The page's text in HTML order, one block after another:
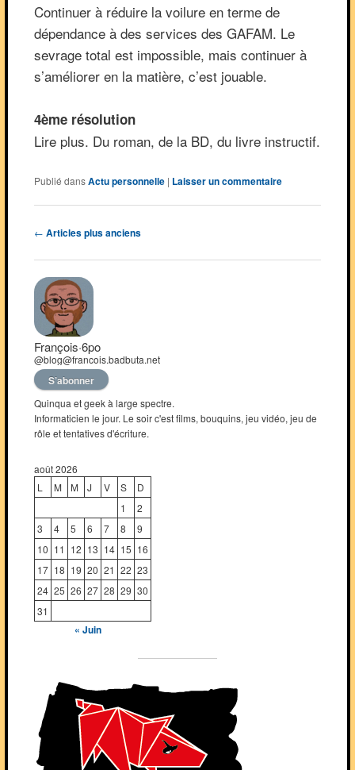
Continuer à réduire la voilure en terme de
dépendance à des services des GAFAM. Le
sevrage total est impossible, mais continuer à
s’améliorer en la matière, c’est jouable.
4ème résolution
Lire plus. Du roman, de la BD, du livre instructif.
Publié dans Actu personnelle | Laisser un commentaire
Navigation
articles
← Articles plus anciens
François·6po
@blog@francois.badbuta.net
S’abonner
Quinqua et geek à large spectre.
Informaticien le jour. Le soir c'est films, bouquins, jeu vidéo, jeu de
rôle et tentatives d'écriture.
août 2026
L
M M J V S
D
1
2
3
4 5 6 7 8
9
10 11 12 13 14 15 16
17 18 19 20 21 22 23
24 25 26 27 28 29 30
31
« Juin